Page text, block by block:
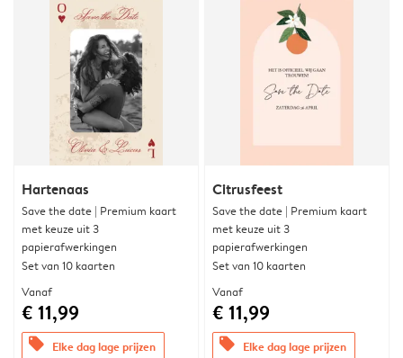
Hartenaas
Save the date | Premium kaart
met keuze uit 3
papierafwerkingen
Set van 10 kaarten
Vanaf
€ 11,99
offers Elke dag lage prijzen
Citrusfeest
Save the date | Premium kaart
met keuze uit 3
papierafwerkingen
Set van 10 kaarten
Vanaf
€ 11,99
offers Elke dag lage prijzen